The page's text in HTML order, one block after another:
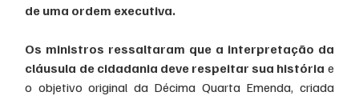
de uma ordem executiva.
Os ministros ressaltaram que a interpretação da
cláusula de cidadania deve respeitar sua história e
o objetivo original da Décima Quarta Emenda, criada